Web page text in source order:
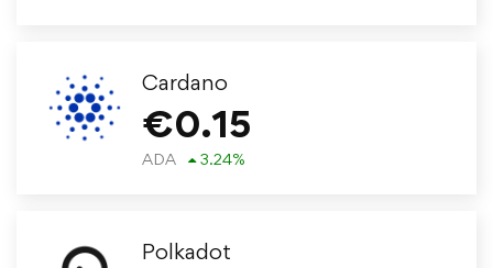
Cardano
€0.15
ADA 3.24%
Polkadot